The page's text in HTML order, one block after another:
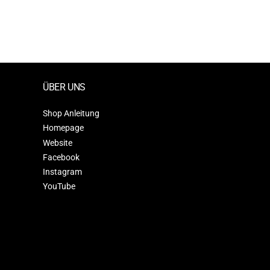
ÜBER UNS
Shop Anleitung
Homepage
Website
Facebook
Instagram
YouTube